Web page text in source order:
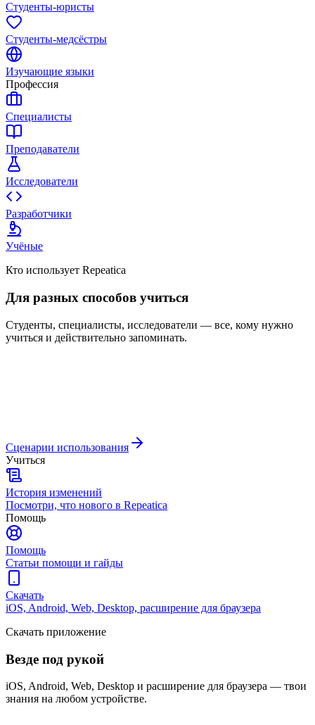
Студенты-юристы
Студенты-медсёстры
Изучающие языки
Профессия
Специалисты
Преподаватели
Исследователи
Разработчики
Учёные
Кто использует Repeatica
Для разных способов учиться
Студенты, специалисты, исследователи — все, кому нужно
учиться и действительно запоминать.
Сценарии использования
Учиться
История изменений
Посмотри, что нового в Repeatica
Помощь
Помощь
Статьи помощи и гайды
Скачать
iOS, Android, Web, Desktop, расширение для браузера
Скачать приложение
Везде под рукой
iOS, Android, Web, Desktop и расширение для браузера — твои
знания на любом устройстве.